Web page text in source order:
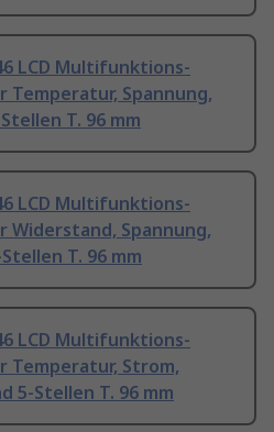
LCD Multifunktions-
Spannung,
T. 96 mm
LCD Multifunktions-
Widerstand, Spannung,
T. 96 mm
LCD Multifunktions-
Temperatur, Strom,
5-Stellen T. 96 mm